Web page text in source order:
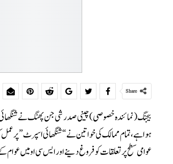
Share
بیجنگ (نمائندہ خصوصی) چینی صدر شی جن پھنگ نے شنگھائی
ہوا ہے ، تمام ممالک کی خواتین نے “شنگھائی اسپرٹ” پر عمل
عوامی سطح پر تعلقات کو فروغ دینے اور ایس سی او میں